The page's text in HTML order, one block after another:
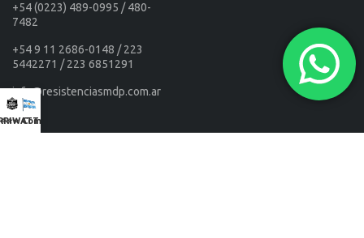
+54 (0223) 489-0995 / 480-
7482
+54 9 11 2686-0148 / 223
5442271 / 223 6851291
info@resistenciasmdp.com.ar
NEGRAS
⭐⭐⭐ Combos